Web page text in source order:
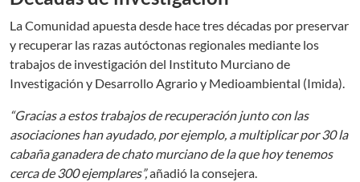
La Comunidad apuesta desde hace tres décadas por preservar
y recuperar las razas autóctonas regionales mediante los
trabajos de investigación del Instituto Murciano de
Investigación y Desarrollo Agrario y Medioambiental (Imida).
“Gracias a estos trabajos de recuperación junto con las
asociaciones han ayudado, por ejemplo, a multiplicar por 30 la
cabaña ganadera de chato murciano de la que hoy tenemos
cerca de 300 ejemplares”,añadió la consejera.